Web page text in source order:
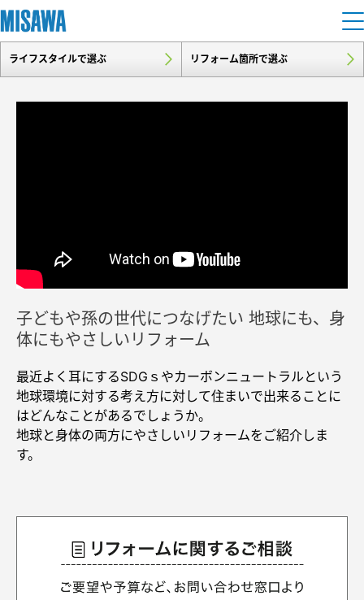
住まい
建築事例・建築実例
デザイナーズギャラリー
住まいづくりガイド
買う
賃貸併用住宅
土地活用モデルルーム見学
土地活用実例
法人のお客さま
社宅建築
医療・介護・子育て・障がい福祉施設
ミサワリフォームとは
リフォームの流れ
リフォーム事例
事業用
リフォーム営業所
複合開発・投資開発
複合開発事業（ASMACI-アスマチ-）
再開発・官民連携事業
分譲マンション開発事業
収益不動産・投資開発事業
事業用地・事業用建物
オーナーサポート
サポートメニュー
住まいるりんぐ（ロングサポート）
保証制度
アフターメンテナンス
ご相談窓口
企業・IR情報
企業・IR
ニュース
ミサワホームグループ
展示場・ イベント情報
カタログ請求
ライフスタイルで選ぶ リフォーム箇所で選ぶ
子どもや孫の世代につなげたい 地球にも、身
体にもやさしいリフォーム
最近よく耳にするSDGｓやカーボンニュートラルという
地球環境に対する考え方に対して住まいで出来ることに
はどんなことがあるでしょうか。
地球と身体の両方にやさしいリフォームをご紹介しま
す。